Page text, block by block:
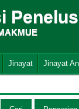
Jinayat Jinayat